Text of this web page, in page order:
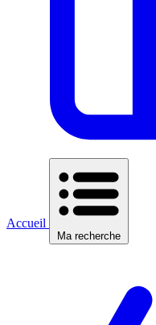
Accueil
Ma recherche